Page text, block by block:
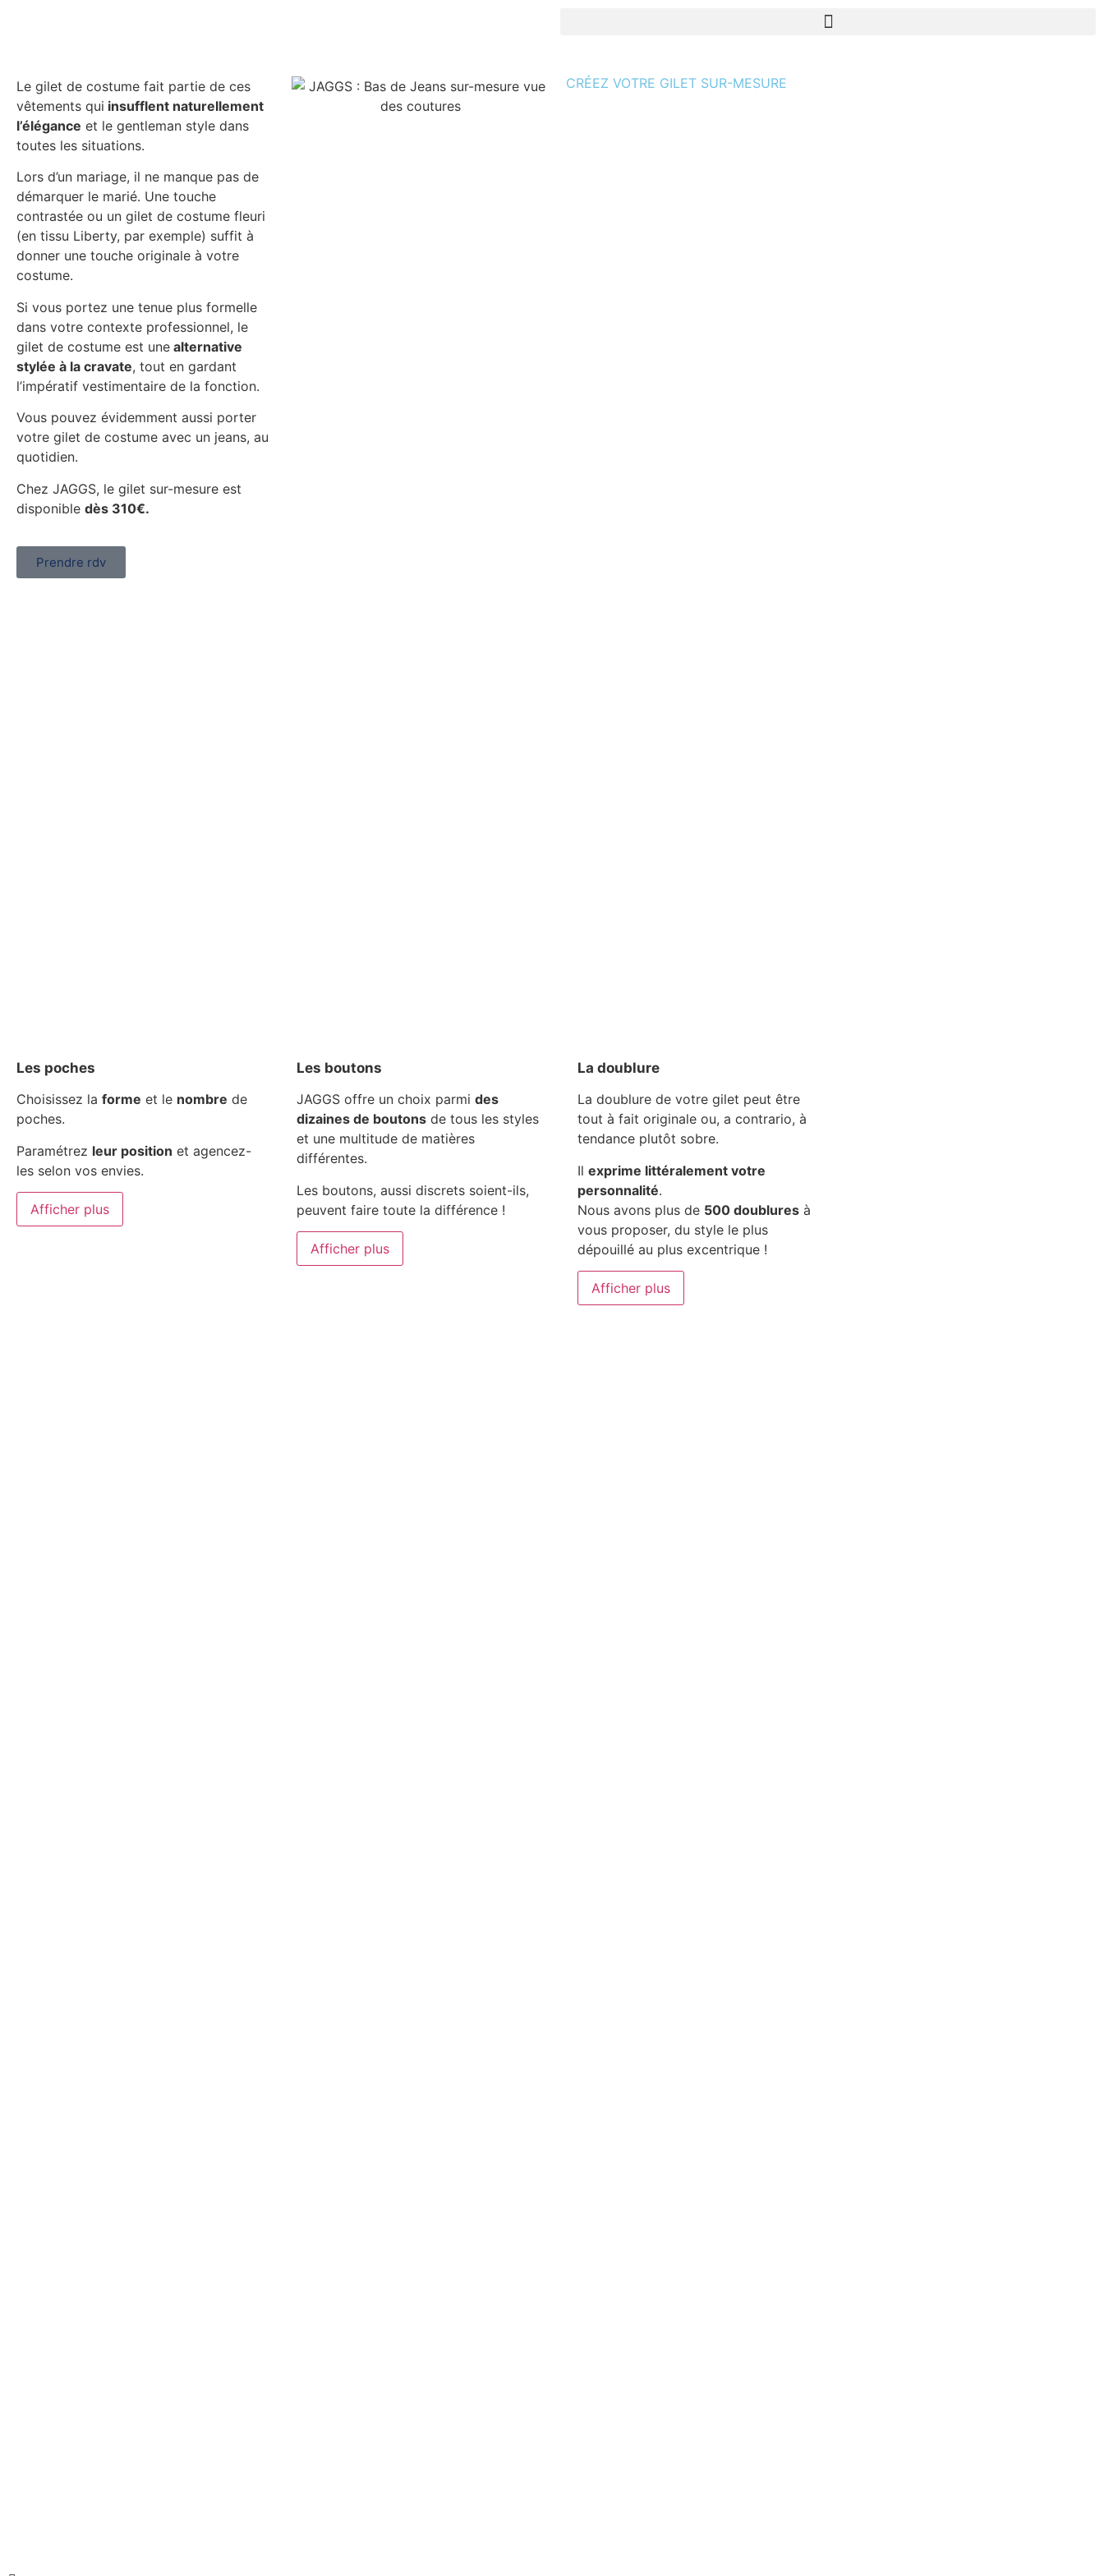
Le gilet de costume fait partie de ces
vêtements qui insufflent naturellement
l’élégance et le gentleman style dans
toutes les situations.
Lors d’un mariage, il ne manque pas de
démarquer le marié. Une touche
contrastée ou un gilet de costume fleuri
(en tissu Liberty, par exemple) suffit à
donner une touche originale à votre
costume.
Si vous portez une tenue plus formelle
dans votre contexte professionnel, le
gilet de costume est une alternative
stylée à la cravate, tout en gardant
l’impératif vestimentaire de la fonction.
Vous pouvez évidemment aussi porter
votre gilet de costume avec un jeans, au
quotidien.
Chez JAGGS, le gilet sur-mesure est
disponible dès 310€.
Prendre rdv
CRÉEZ VOTRE GILET SUR-MESURE
Les poches
Choisissez la forme et le nombre de
poches.
Paramétrez leur position et agencez-
les selon vos envies.
Afficher plus
Les boutons
JAGGS offre un choix parmides
dizaines de boutons de tous les styles
et une multitude de matières
différentes.
Les boutons, aussi discrets soient-ils,
peuvent faire toute la différence !
Afficher plus
La doublure
La doublure de votre gilet peut être
tout à fait originale ou, a contrario, à
tendance plutôt sobre.
Il exprime littéralement votre
personnalité.
Nous avons plus de 500 doubluresà
vous proposer, du style le plus
dépouillé au plus excentrique !
Afficher plus